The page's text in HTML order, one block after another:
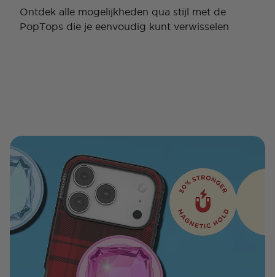
Ontdek alle mogelijkheden qua stijl met de
PopTops die je eenvoudig kunt verwisselen